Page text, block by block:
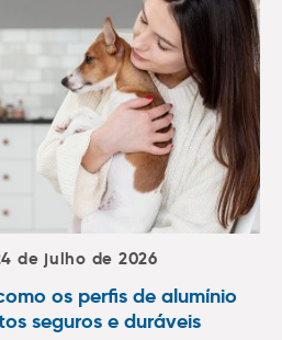
de julho de 2026
os perfis de alumínio
seguros e duráveis